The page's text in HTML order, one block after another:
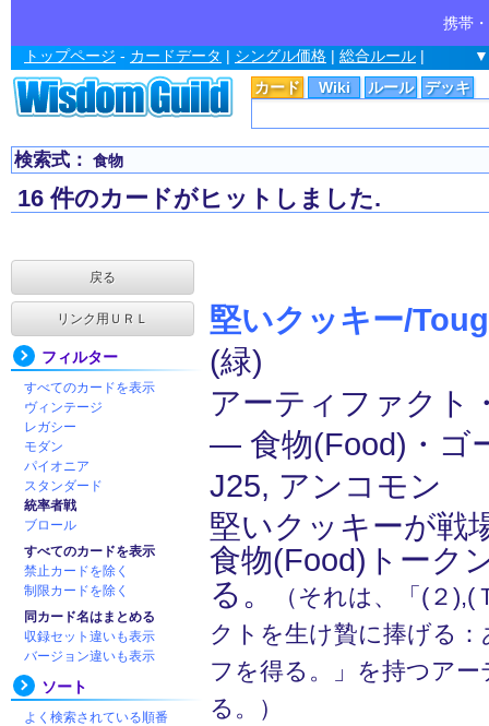
携帯
カード Wiki ルール デッキ
トップページ - カードデータ | シングル価格 | 総合ルール |
検索式： 食物
16 件のカードがヒットしました.
戻る
リンク用ＵＲＬ
フィルター
すべてのカードを表示
ヴィンテージ
レガシー
モダン
パイオニア
スタンダード
統率者戦
ブロール
すべてのカードを表示
禁止カードを除く
制限カードを除く
同カード名はまとめる
収録セット違いも表示
バージョン違いも表示
ソート
よく検索されている順番
堅いクッキー/
(緑)
アーティファクト
― 食物(Food)・
J25, アンコモン
堅いクッキーが戦
食物(Food)トーク
る。
（それは、「(２
クトを生け贄に捧げる
フを得る。」を持つア
る。）